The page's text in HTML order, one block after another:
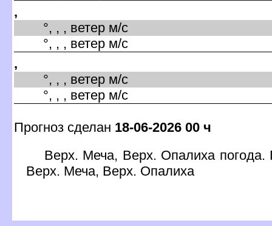
,
°, , , ветер м/с
°, , , ветер м/с
,
°, , , ветер м/с
°, , , ветер м/с
Прогноз сделан 18-06-2026 00 ч
ерх. Меча, Верх. Опалиха погода.
ерх. Меча, Верх. Опалиха